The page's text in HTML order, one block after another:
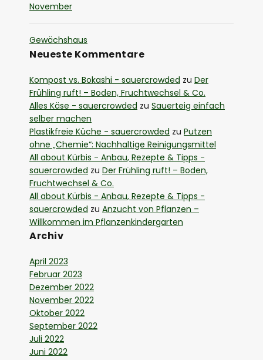
November
Gewächshaus
Neueste Kommentare
Kompost vs. Bokashi - sauercrowded zu Der
Frühling ruft! – Boden, Fruchtwechsel & Co.
Alles Käse - sauercrowded zu Sauerteig einfach
selber machen
Plastikfreie Küche - sauercrowded zu Putzen
ohne „Chemie“: Nachhaltige Reinigungsmittel
All about Kürbis - Anbau, Rezepte & Tipps -
sauercrowded zu Der Frühling ruft! – Boden,
Fruchtwechsel & Co.
All about Kürbis - Anbau, Rezepte & Tipps -
sauercrowded zu Anzucht von Pflanzen –
Willkommen im Pflanzenkindergarten
Archiv
April 2023
Februar 2023
Dezember 2022
November 2022
Oktober 2022
September 2022
Juli 2022
Juni 2022